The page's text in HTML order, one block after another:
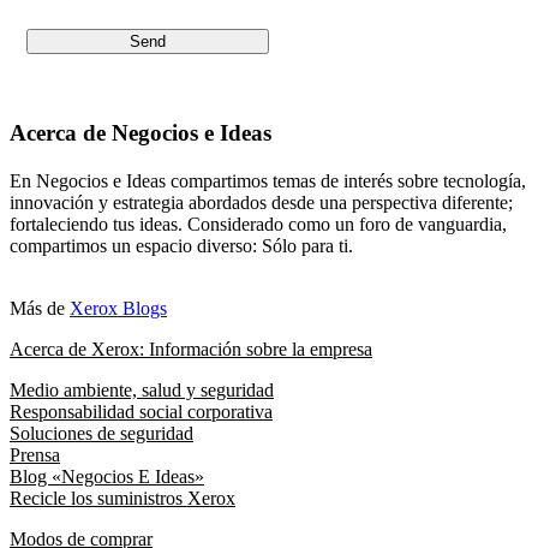
Acerca de Negocios e Ideas
En Negocios e Ideas compartimos temas de interés sobre tecnología,
innovación y estrategia abordados desde una perspectiva diferente;
fortaleciendo tus ideas. Considerado como un foro de vanguardia,
compartimos un espacio diverso: Sólo para ti.
Más de Xerox Blogs
Acerca de Xerox: Información sobre la empresa
Medio ambiente, salud y seguridad
Responsabilidad social corporativa
Soluciones de seguridad
Prensa
Blog «Negocios E Ideas»
Recicle los suministros Xerox
Modos de comprar